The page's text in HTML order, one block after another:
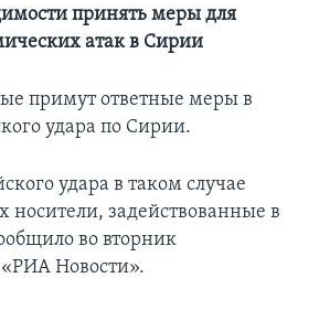
принять меры для
атак в Сирии
примут ответные меры в
удара по Сирии.
удара в таком случае
носители, задействованные в
во вторник
Новости».